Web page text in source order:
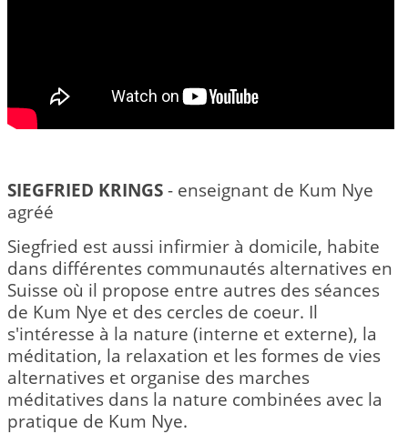
SIEGFRIED KRINGS - enseignant de Kum Nye
agréé
Siegfried est aussi infirmier à domicile, habite
dans différentes communautés alternatives en
Suisse où il propose entre autres des séances
de Kum Nye et des cercles de coeur. Il
s'intéresse à la nature (interne et externe), la
méditation, la relaxation et les formes de vies
alternatives et organise des marches
méditatives dans la nature combinées avec la
pratique de Kum Nye.